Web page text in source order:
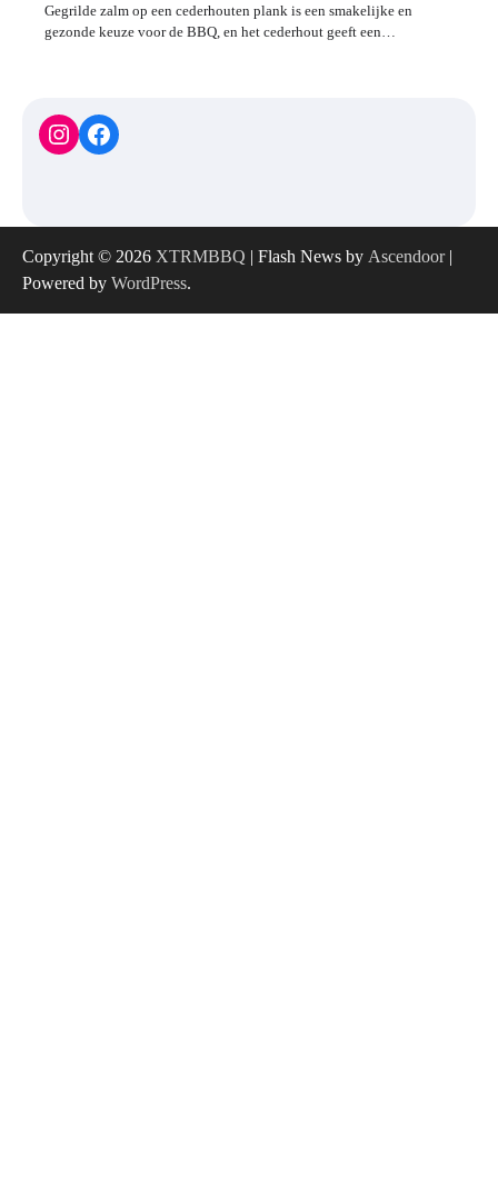
Gegrilde zalm op een cederhouten plank is een smakelijke en
gezonde keuze voor de BBQ, en het cederhout geeft een…
Instagram
Facebook
Copyright © 2026 XTRMBBQ | Flash News by Ascendoor|
Powered by WordPress.